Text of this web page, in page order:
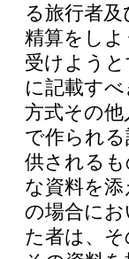
る旅行者
精算をし
受けよう
に記載す
方式その
で作られ
供される
な資料を
の場合に
た者は、